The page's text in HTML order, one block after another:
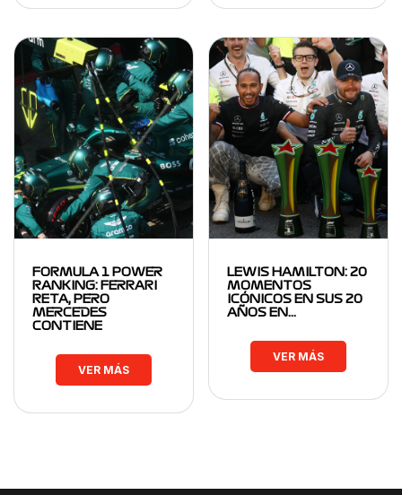
FORMULA 1 POWER
RANKING: FERRARI
RETA, PERO
MERCEDES
CONTIENE
VER MÁS
LEWIS HAMILTON: 20
MOMENTOS
ICÓNICOS EN SUS 20
AÑOS EN…
VER MÁS